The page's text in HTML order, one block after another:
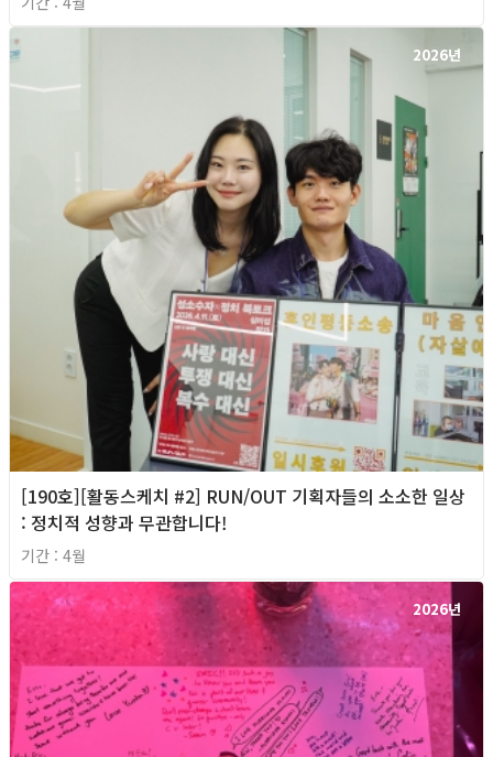
2026년
[190호][활동스케치 #2] RUN/OUT 기획자들의 소소한 일상
: 정치적 성향과 무관합니다!
기간 : 4월
2026년